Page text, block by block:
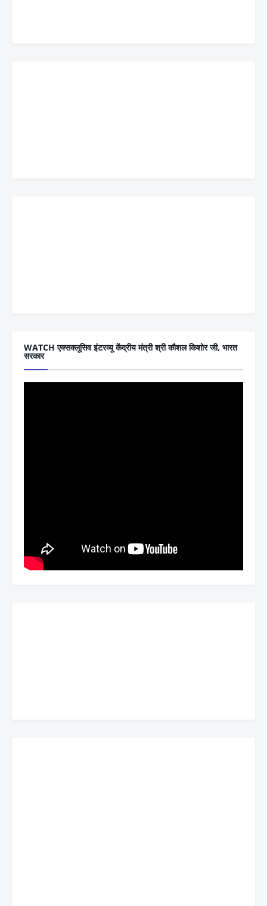
WATCH एक्सक्लूसिव इंटरव्यू केंद्रीय मंत्री श्री कौशल किशोर जी, भारत
सरकार